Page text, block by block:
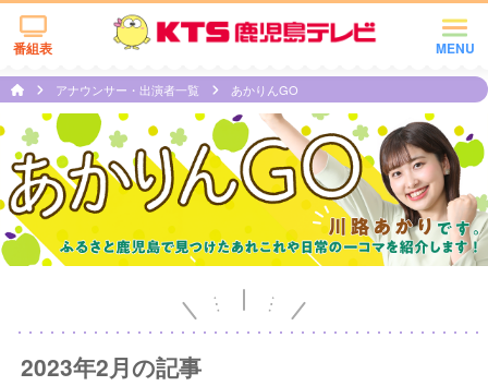
MENU
番組表
アナウンサー・出演者一覧 あかりんGO
2023年2月の記事